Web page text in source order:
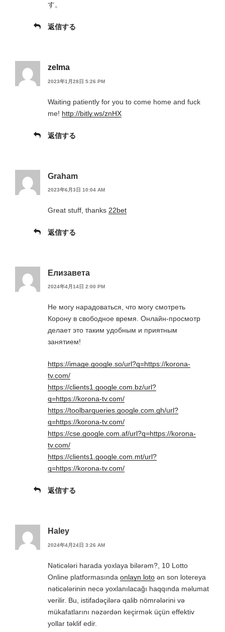
す。
返信する
zelma
2023年1月28日 5:26 PM
Waiting patiently for you to come home and fuck
me! http://bitly.ws/znHX
返信する
Graham
2023年6月3日 10:04 AM
Great stuff, thanks 22bet
返信する
Елизавета
2024年4月14日 2:00 PM
Не могу нарадоваться, что могу смотреть
Корону в свободное время. Онлайн-просмотр
делает это таким удобным и приятным
занятием!
https://image.google.so/url?q=https://korona-
tv.com/
https://clients1.google.com.bz/url?
q=https://korona-tv.com/
https://toolbarqueries.google.com.gh/url?
q=https://korona-tv.com/
https://cse.google.com.af/url?q=https://korona-
tv.com/
https://clients1.google.com.mt/url?
q=https://korona-tv.com/
返信する
Haley
2024年4月24日 3:26 AM
Nəticələri harada yoxlaya bilərəm?, 10 Lotto
Online platformasında onlayn loto ən son lotereya
nəticələrinin necə yoxlanılacağı haqqında məlumat
verilir. Bu, istifadəçilərə qalib nömrələrini və
mükafatlarını nəzərdən keçirmək üçün effektiv
yollar təklif edir.